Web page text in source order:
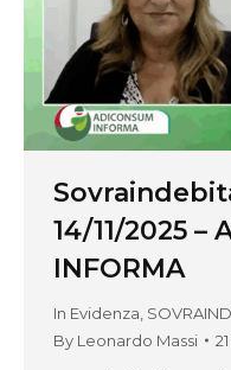
14/11/2025 –
INFORMA
In Evidenza
By Leonardo Massi